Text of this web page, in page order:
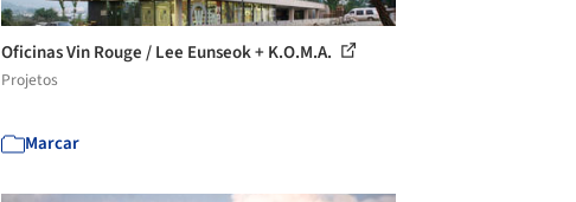
Oficinas Vin Rouge / Lee Eunseok + K.O.M.A.
Projetos
Marcar